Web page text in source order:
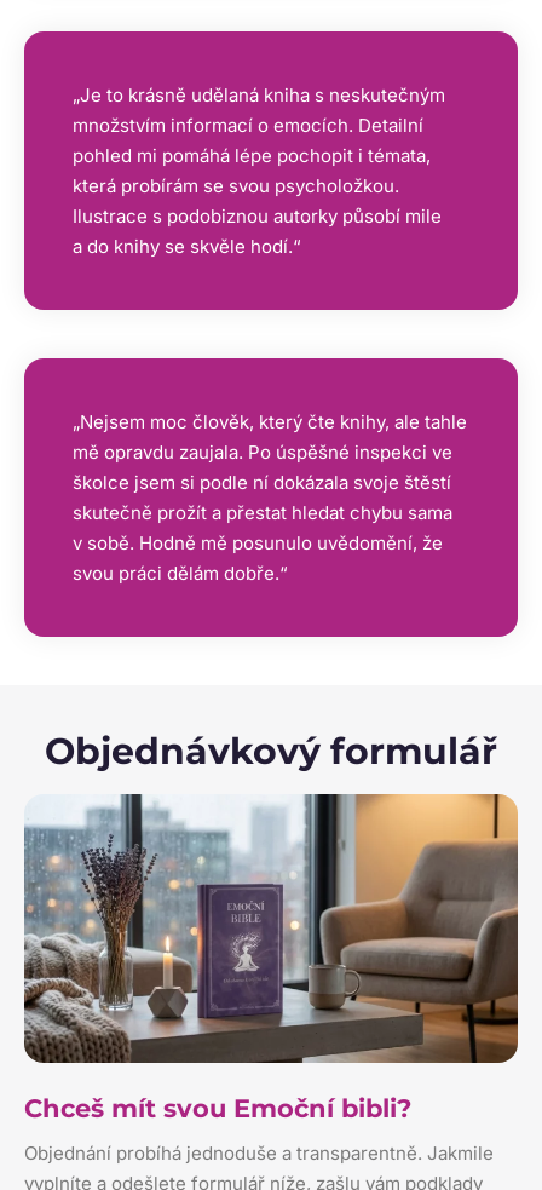
„Je to krásně udělaná kniha s neskutečným
množstvím informací o emocích. Detailní
pohled mi pomáhá lépe pochopit i témata,
která probírám se svou psycholožkou.
Ilustrace s podobiznou autorky působí mile
a do knihy se skvěle hodí.“
„Nejsem moc člověk, který čte knihy, ale tahle
mě opravdu zaujala. Po úspěšné inspekci ve
školce jsem si podle ní dokázala svoje štěstí
skutečně prožít a přestat hledat chybu sama
v sobě. Hodně mě posunulo uvědomění, že
svou práci dělám dobře.“
Objednávkový formulář
Chceš mít svou Emoční bibli?
Objednání probíhá jednoduše a transparentně. Jakmile
vyplníte a odešlete formulář níže, zašlu vám podklady